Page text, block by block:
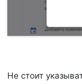
Не стоит